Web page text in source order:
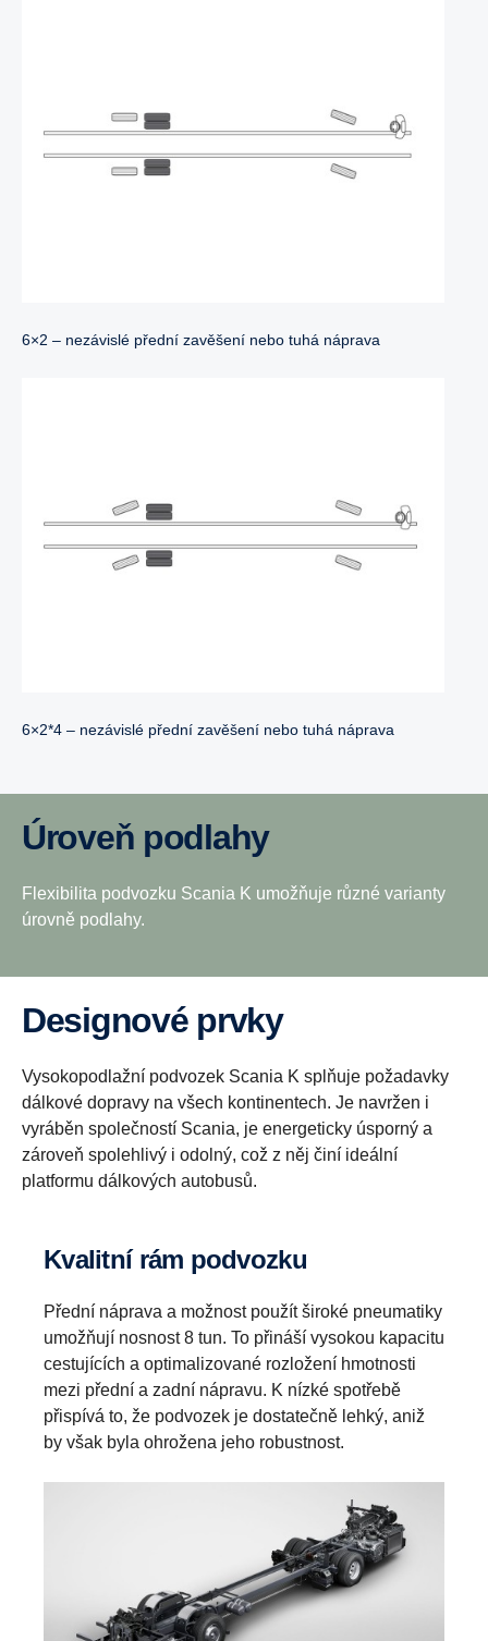
6×2 – nezávislé přední zavěšení nebo tuhá náprava
6×2*4 – nezávislé přední zavěšení nebo tuhá náprava
Úroveň podlahy
Flexibilita podvozku Scania K umožňuje různé varianty
úrovně podlahy.
Designové prvky
Vysokopodlažní podvozek Scania K splňuje požadavky
dálkové dopravy na všech kontinentech. Je navržen i
vyráběn společností Scania, je energeticky úsporný a
zároveň spolehlivý i odolný, což z něj činí ideální
platformu dálkových autobusů.
Kvalitní rám podvozku
Přední náprava a možnost použít široké pneumatiky
umožňují nosnost 8 tun. To přináší vysokou kapacitu
cestujících a optimalizované rozložení hmotnosti
mezi přední a zadní nápravu. K nízké spotřebě
přispívá to, že podvozek je dostatečně lehký, aniž
by však byla ohrožena jeho robustnost.